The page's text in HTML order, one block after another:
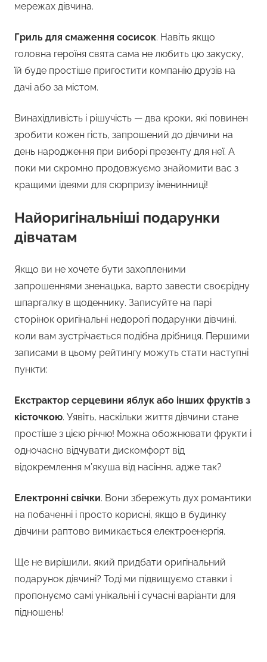
мережах дівчина.
Гриль для смаження сосисок. Навіть якщо
головна героїня свята сама не любить цю закуску,
їй буде простіше пригостити компанію друзів на
дачі або за містом.
Винахідливість і рішучість — два кроки, які повинен
зробити кожен гість, запрошений до дівчини на
день народження при виборі презенту для неї. А
поки ми скромно продовжуємо знайомити вас з
кращими ідеями для сюрпризу іменинниці!
Найоригінальніші подарунки
дівчатам
Якщо ви не хочете бути захопленими
запрошеннями зненацька, варто завести своєрідну
шпаргалку в щоденнику. Записуйте на парі
сторінок оригінальні недорогі подарунки дівчині,
коли вам зустрічається подібна дрібниця. Першими
записами в цьому рейтингу можуть стати наступні
пункти:
Екстрактор серцевини яблук або інших фруктів з
кісточкою. Уявіть, наскільки життя дівчини стане
простіше з цією річчю! Можна обожнювати фрукти і
одночасно відчувати дискомфорт від
відокремлення м’якуша від насіння, адже так?
Електронні свічки. Вони збережуть дух романтики
на побаченні і просто корисні, якщо в будинку
дівчини раптово вимикається електроенергія.
Ще не вирішили, який придбати оригінальний
подарунок дівчині? Тоді ми підвищуємо ставки і
пропонуємо самі унікальні і сучасні варіанти для
підношень!